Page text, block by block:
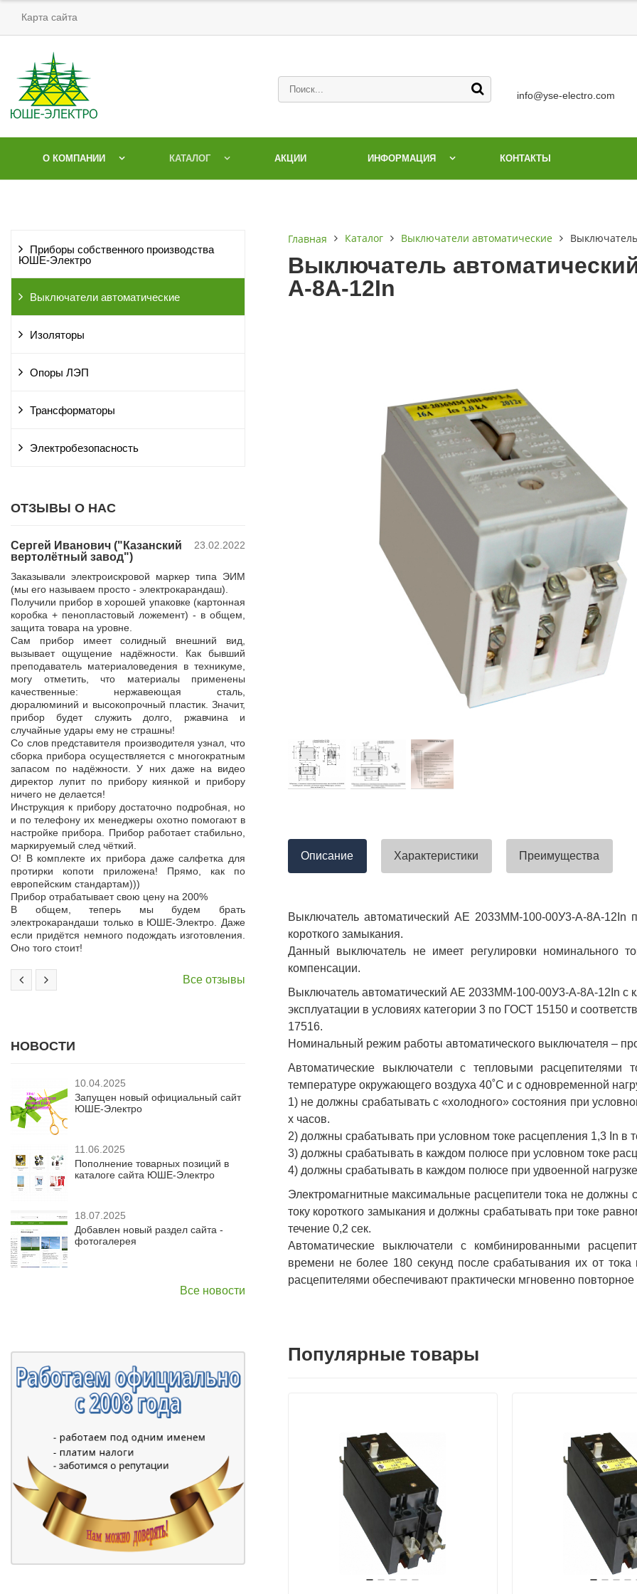
Карта сайта
info@yse-electro.com
О КОМПАНИИ КАТАЛОГ АКЦИИ ИНФОРМАЦИЯ КОНТАКТЫ
Приборы собственного производства
ЮШЕ-Электро
Выключатели автоматические
Изоляторы
Опоры ЛЭП
Трансформаторы
Электробезопасность
ОТЗЫВЫ О НАС
Сергей Иванович ("Казанский
вертолётный завод")
23.02.2022
Заказывали электроискровой маркер типа ЭИМ
(мы его называем просто - электрокарандаш).
Получили прибор в хорошей упаковке (картонная
коробка + пенопластовый ложемент) - в общем,
защита товара на уровне.
Сам прибор имеет солидный внешний вид,
вызывает ощущение надёжности. Как бывший
преподаватель материаловедения в техникуме,
могу отметить, что материалы применены
качественные: нержавеющая сталь,
дюралюминий и высокопрочный пластик. Значит,
прибор будет служить долго, ржавчина и
случайные удары ему не страшны!
Со слов представителя производителя узнал, что
сборка прибора осуществляется с многократным
запасом по надёжности. У них даже на видео
директор лупит по прибору киянкой и прибору
ничего не делается!
Инструкция к прибору достаточно подробная, но
и по телефону их менеджеры охотно помогают в
настройке прибора. Прибор работает стабильно,
маркируемый след чёткий.
О! В комплекте их прибора даже салфетка для
протирки копоти приложена! Прямо, как по
европейским стандартам)))
Прибор отрабатывает свою цену на 200%
В общем, теперь мы будем брать
электрокарандаши только в ЮШЕ-Электро. Даже
если придётся немного подождать изготовления.
Оно того стоит!
Владимир Юрьевич (Филиал
15.02.2022
Компания ЮШЕ-Электро выиграла тендер на
изготовление и поставку деревянных опор ЛЭП
110 кВ для пополнения складского оперативного
Продукция поставлена своевременно. Претензий
Наоборот, деревянные элементы опор высокого
качества, пропитка заболонного слоя древесины
На комплектные изделия (опоры ЛЭП),
впервые на моей памяти компания
производитель и поставщик опор ЛЭП
сопровождает опоры ЛЭП такими документами.
Приятно работать с таким ответственным
поставщиком!
Татьяна (Branch of «Saren B.
V.» PLLC)
Выражаю благодарность
оперативную обработку нашего
Выставили коммерческое
хорошей цене в течение двух
малого сотня товарных
успели закрыть смету большого
вы получили хороший заказ))
Все отзывы
НОВОСТИ
10.04.2025
Запущен новый официальный сайт
ЮШЕ-Электро
11.06.2025
Пополнение товарных позиций в
каталоге сайта ЮШЕ-Электро
18.07.2025
Добавлен новый раздел сайта -
фотогалерея
Все новости
Главная Каталог Выключатели автоматические
Выключатель
А-8А-12In
Описание Характеристики Преимущества
Выключатель автоматический АЕ 2033ММ-100-00У3-А-8А-12In
короткого замыкания.
Данный выключатель не имеет регулировки номинального
компенсации.
Выключатель автоматический АЕ 2033ММ-100-00У3-А-8А-12In с
эксплуатации в условиях категории 3 по ГОСТ 15150 и
17516.
Номинальный режим работы автоматического выключателя –
Автоматические выключатели с тепловыми расцепителями
температуре окружающего воздуха 40˚С и с одновременной
1) не должны срабатывать с «холодного» состояния при
х часов.
2) должны срабатывать при условном токе расцепления 1,3 In в
3) должны срабатывать в каждом полюсе при условном токе
4) должны срабатывать в каждом полюсе при удвоенной
Электромагнитные максимальные расцепители тока не
току короткого замыкания и должны срабатывать при токе
течение 0,2 сек.
Автоматические выключатели с комбинированными
времени не более 180 секунд после срабатывания их от тока
расцепителями обеспечивают практически мгновенно
Популярные товары